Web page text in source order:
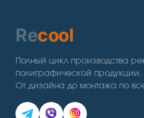
Recool
Полный цикл производства
полиграфической продукции.
От дизайна до монтажа по